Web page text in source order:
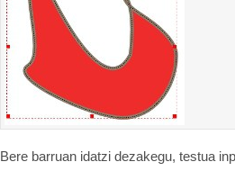
Bere barruan idatzi dezakegu, testua